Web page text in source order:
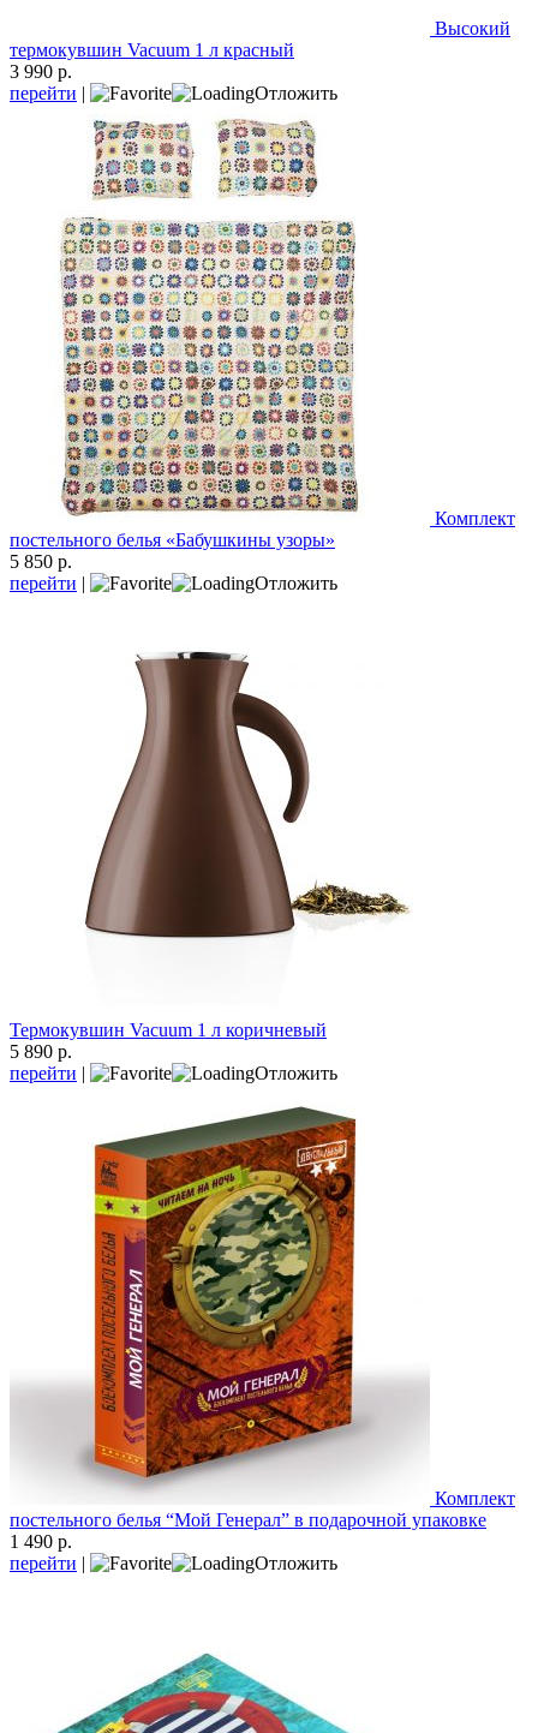
Высокий
термокувшин Vacuum 1 л красный
3 990 р.
перейти | Отложить
Комплект
постельного белья «Бабушкины узоры»
5 850 р.
перейти | Отложить
Термокувшин Vacuum 1 л коричневый
5 890 р.
перейти | Отложить
Комплект
постельного белья “Мой Генерал” в подарочной упаковке
1 490 р.
перейти | Отложить